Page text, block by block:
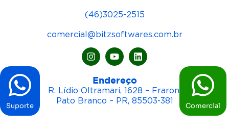
Suporte Comercial
(46)3025-2515
comercial@bitzsoftwares.com.br
Endereço
R. Lídio Oltramari, 1628 – Fraron,
Pato Branco – PR, 85503-381